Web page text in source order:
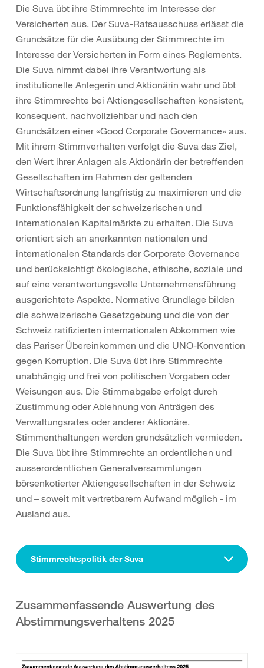
Die Suva übt ihre Stimmrechte im Interesse der
Versicherten aus. Der Suva-Ratsausschuss erlässt die
Grundsätze für die Ausübung der Stimmrechte im
Interesse der Versicherten in Form eines Reglements.
Die Suva nimmt dabei ihre Verantwortung als
institutionelle Anlegerin und Aktionärin wahr und übt
ihre Stimmrechte bei Aktiengesellschaften konsistent,
konsequent, nachvollziehbar und nach den
Grundsätzen einer «Good Corporate Governance» aus.
Mit ihrem Stimmverhalten verfolgt die Suva das Ziel,
den Wert ihrer Anlagen als Aktionärin der betreffenden
Gesellschaften im Rahmen der geltenden
Wirtschaftsordnung langfristig zu maximieren und die
Funktionsfähigkeit der schweizerischen und
internationalen Kapitalmärkte zu erhalten. Die Suva
orientiert sich an anerkannten nationalen und
internationalen Standards der Corporate Governance
und berücksichtigt ökologische, ethische, soziale und
auf eine verantwortungsvolle Unternehmensführung
ausgerichtete Aspekte. Normative Grundlage bilden
die schweizerische Gesetzgebung und die von der
Schweiz ratifizierten internationalen Abkommen wie
das Pariser Übereinkommen und die UNO-Konvention
gegen Korruption. Die Suva übt ihre Stimmrechte
unabhängig und frei von politischen Vorgaben oder
Weisungen aus. Die Stimmabgabe erfolgt durch
Zustimmung oder Ablehnung von Anträgen des
Verwaltungsrates oder anderer Aktionäre.
Stimmenthaltungen werden grundsätzlich vermieden.
Die Suva übt ihre Stimmrechte an ordentlichen und
ausserordentlichen Generalversammlungen
börsenkotierter Aktiengesellschaften in der Schweiz
und – soweit mit vertretbarem Aufwand möglich - im
Ausland aus.
Stimmrechtspolitik der Suva
Zusammenfassende Auswertung des
Abstimmungsverhaltens 2025